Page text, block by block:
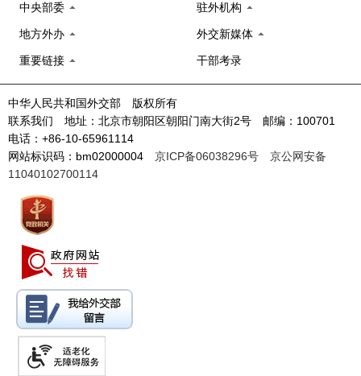
中央部委 驻外机构
地方外办 外交新媒体
重要链接 干部考录
中华人民共和国外交部 版权所有
联系我们 地址：北京市朝阳区朝阳门南大街2号 邮编：100701
电话：+86-10-65961114
网站标识码：bm02000004 京ICP备06038296号
京公网安备
11040102700114